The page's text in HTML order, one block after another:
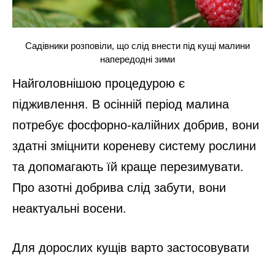
Садівники розповіли, що слід внести під кущі малини
напередодні зими
Найголовнішою процедурою є
підживлення. В осінній період малина
потребує фосфорно-калійних добрив, вони
здатні зміцнити кореневу систему рослини
та допомагають їй краще перезимувати.
Про азотні добрива слід забути, вони
неактуальні восени.
Для дорослих кущів варто застосовувати